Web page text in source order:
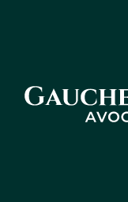
Gaucher